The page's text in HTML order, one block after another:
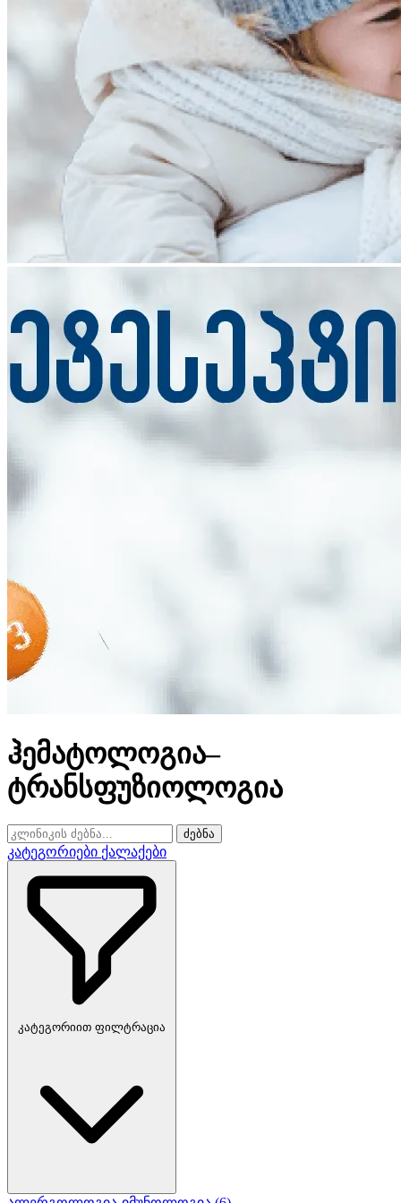
ჰემატოლოგია–
ტრანსფუზიოლოგია
ძებნა
კატეგორიები ქალაქები
კატეგორიით ფილტრაცია